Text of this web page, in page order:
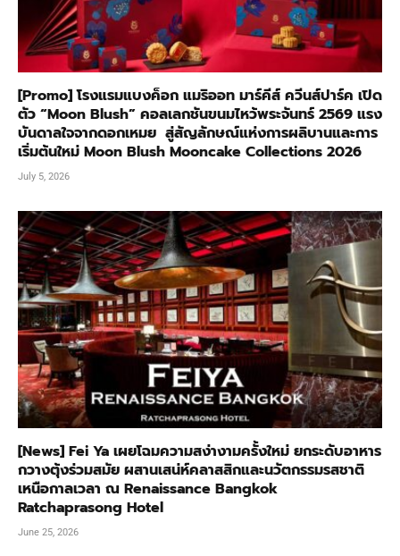
[Promo] โรงแรมแบงค็อก แมริออท มาร์คีส์ ควีนส์ปาร์ค เปิด
ตัว “Moon Blush” คอลเลกชันขนมไหว้พระจันทร์ 2569 แรง
บันดาลใจจากดอกเหมย สู่สัญลักษณ์แห่งการผลิบานและการ
เริ่มต้นใหม่ Moon Blush Mooncake Collections 2026
July 5, 2026
[News] Fei Ya เผยโฉมความสง่างามครั้งใหม่ ยกระดับอาหาร
กวางตุ้งร่วมสมัย ผสานเสน่ห์คลาสสิกและนวัตกรรมรสชาติ
เหนือกาลเวลา ณ Renaissance Bangkok
Ratchaprasong Hotel
June 25, 2026